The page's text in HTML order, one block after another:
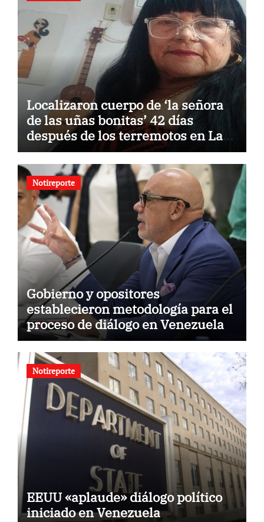
Localizaron cuerpo de ‘la señora
de las uñas bonitas’ 42 días
después de los terremotos en La
Guaira
Notireporte
Gobierno y opositores
establecieron metodología para el
proceso de diálogo en Venezuela
Notireporte
EEUU «aplaude» diálogo político
iniciado en Venezuela